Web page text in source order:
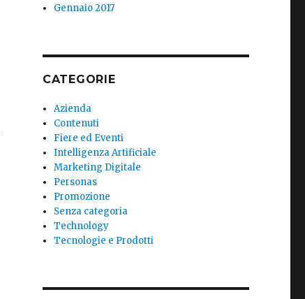
Gennaio 2017
CATEGORIE
Azienda
Contenuti
Fiere ed Eventi
Intelligenza Artificiale
Marketing Digitale
Personas
Promozione
Senza categoria
Technology
Tecnologie e Prodotti